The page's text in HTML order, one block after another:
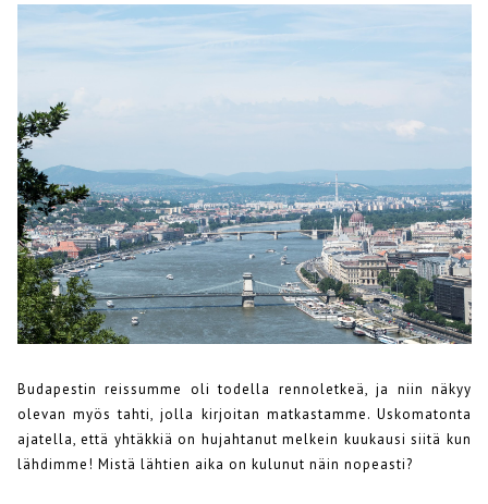
Budapestin reissumme oli todella rennoletkeä, ja niin näkyy
olevan myös tahti, jolla kirjoitan matkastamme. Uskomatonta
ajatella, että yhtäkkiä on hujahtanut melkein kuukausi siitä kun
lähdimme! Mistä lähtien aika on kulunut näin nopeasti?